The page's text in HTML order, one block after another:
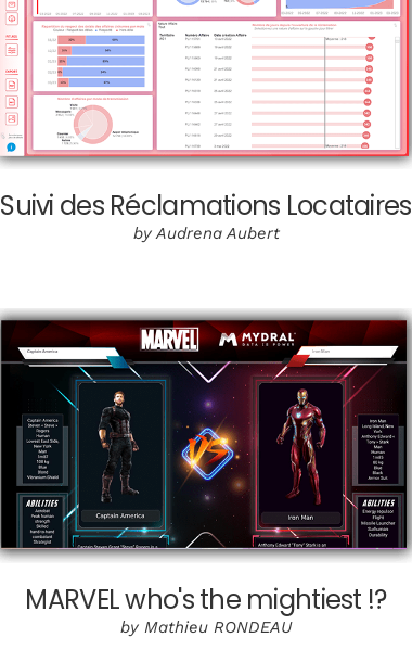
Suivi des Réclamations Locataires
by Audrena Aubert
MARVEL who's the mightiest !?
by Mathieu RONDEAU